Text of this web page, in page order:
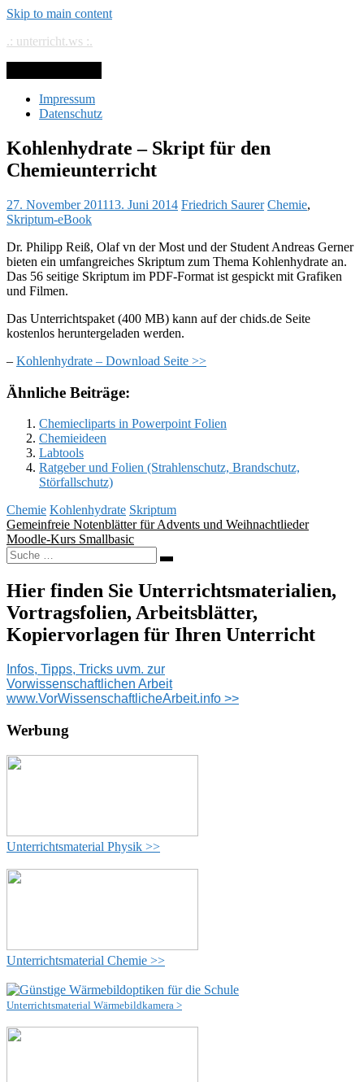
Skip to main content
.: unterricht.ws :.
Impressum
Datenschutz
Kohlenhydrate – Skript für den
Chemieunterricht
27. November 201113. Juni 2014 Friedrich Saurer Chemie,
Skriptum-eBook
Dr. Philipp Reiß, Olaf vn der Most und der Student Andreas Gerner
bieten ein umfangreiches Skriptum zum Thema Kohlenhydrate an.
Das 56 seitige Skriptum im PDF-Format ist gespickt mit Grafiken
und Filmen.
Das Unterrichtspaket (400 MB) kann auf der chids.de Seite
kostenlos heruntergeladen werden.
– Kohlenhydrate – Download Seite >>
Ähnliche Beiträge:
Chemiecliparts in Powerpoint Folien
Chemieideen
Labtools
Ratgeber und Folien (Strahlenschutz, Brandschutz,
Störfallschutz)
Chemie Kohlenhydrate Skriptum
Beitragsnavigation
Gemeinfreie Notenblätter für Advents und Weihnachtlieder
Moodle-Kurs Smallbasic
Suche
nach:
Hier finden Sie Unterrichtsmaterialien,
Vortragsfolien, Arbeitsblätter,
Kopiervorlagen für Ihren Unterricht
Infos, Tipps, Tricks uvm. zur
Vorwissenschaftlichen Arbeit
www.VorWissenschaftlicheArbeit.info >>
Werbung
Unterrichtsmaterial Physik >>
Unterrichtsmaterial Chemie >>
Unterrichtsmaterial Wärmebildkamera >